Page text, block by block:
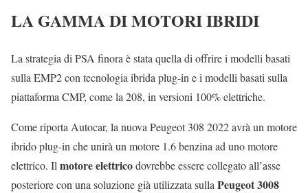
LA GAMMA DI MOTORI IBRIDI
La strategia di PSA finora è stata quella di offrire i modelli basati
sulla EMP2 con tecnologia ibrida plug-in e i modelli basati sulla
piattaforma CMP, come la 208, in versioni 100% elettriche.
Come riporta Autocar, la nuova Peugeot 308 2022 avrà un motore
ibrido plug-in che unirà un motore 1.6 benzina ad uno motore
elettrico. Il motore elettricodovrebbe essere collegato all’asse
posteriore con una soluzione già utilizzata sulla Peugeot 3008